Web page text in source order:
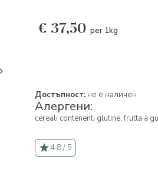
€ 37,50 per 1kg
Достъпност: не е наличен
Алергени:
cereali contenenti glutine,frutta a
4.8 / 5